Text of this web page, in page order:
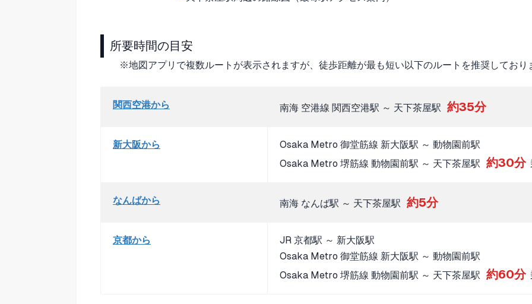
所要時間の目安
※地図アプリで複数ルートが表示されますが、徒歩距離が最も短い以下のルートを推奨しており
関西空港から 南海 空港線 関西空港駅 ～ 天下茶屋駅 約35分
新大阪から
Osaka Metro 御堂筋線 新大阪駅 ～ 動物園前駅
Osaka Metro 堺筋線 動物園前駅 ～ 天下茶屋駅 約30分
なんばから 南海 なんば駅 ～ 天下茶屋駅 約5分
京都から
JR 京都駅 ～ 新大阪駅
Osaka Metro 御堂筋線 新大阪駅 ～ 動物園前駅
Osaka Metro 堺筋線 動物園前駅 ～ 天下茶屋駅 約60分